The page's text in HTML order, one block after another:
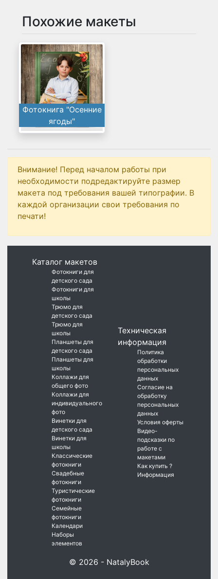
Похожие макеты
Фотокнига "Осенние
ягоды"
Внимание! Перед началом работы при
необходимости подредактируйте размер
макета под требования вашей типографии. В
каждой организации свои требования по
печати!
Каталог макетов
Фотокниги для
детского сада
Фотокниги для
школы
Трюмо для
детского сада
Трюмо для
школы
Планшеты для
детского сада
Планшеты для
школы
Коллажи для
общего фото
Коллажи для
индивидуального
фото
Винетки для
детского сада
Винетки для
школы
Классические
фотокниги
Свадебные
фотокниги
Туристические
фотокниги
Семейные
фотокниги
Календари
Наборы
элементов
Техническая
информация
Политика
обработки
персональных
данных
Согласие на
обработку
персональных
данных
Условия оферты
Видео-
подсказки по
работе с
макетами
Как купить ?
Информация
© 2026 - NatalyBook